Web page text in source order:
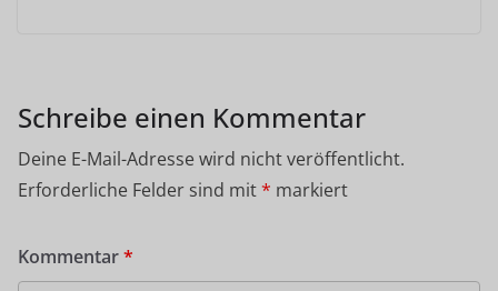
Schreibe einen Kommentar
Deine E-Mail-Adresse wird nicht veröffentlicht.
Erforderliche Felder sind mit* markiert
Kommentar*